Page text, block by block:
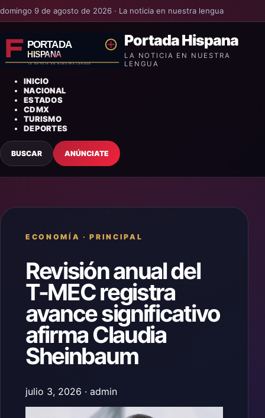
domingo 9 de agosto de 2026 · La noticia en nuestra lengua
Portada Hispana
LA NOTICIA EN NUESTRA
LENGUA
INICIO
NACIONAL
ESTADOS
CDMX
TURISMO
DEPORTES
BUSCAR ANÚNCIATE
ECONOMÍA ·PRINCIPAL
Revisión anual del
T-MEC registra
avance significativo
afirma Claudia
Sheinbaum
julio 3, 2026 · admin